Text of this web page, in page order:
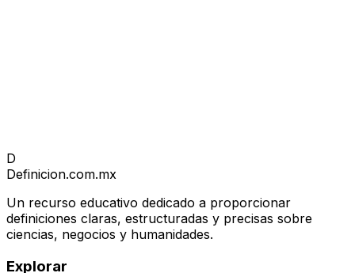
D
Definicion.com.mx
Un recurso educativo dedicado a proporcionar
definiciones claras, estructuradas y precisas sobre
ciencias, negocios y humanidades.
Explorar